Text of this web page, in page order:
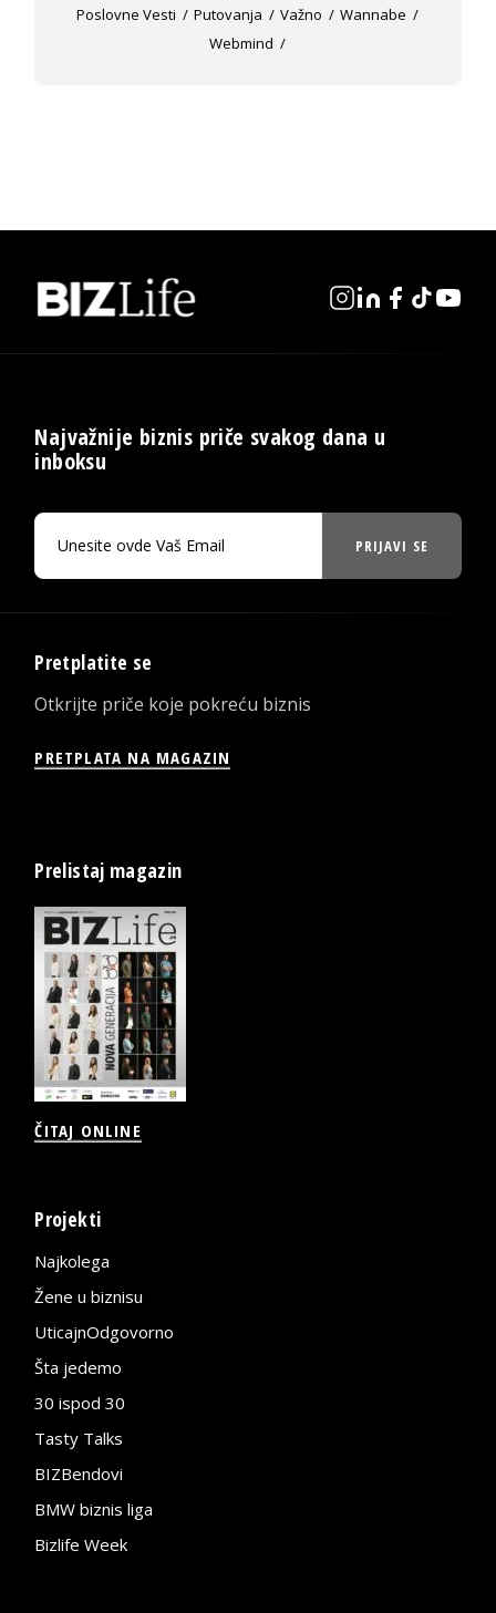
Poslovne Vesti
Putovanja Važno
Wannabe
Webmind
Najvažnije biznis priče svakog dana u
inboksu
PRIJAVI SE
Pretplatite se
Otkrijte priče koje pokreću biznis
PRETPLATA NA MAGAZIN
Prelistaj magazin
ČITAJ ONLINE
Projekti
Najkolega
Žene u biznisu
UticajnOdgovorno
Šta jedemo
30 ispod 30
Tasty Talks
BIZBendovi
BMW biznis liga
Bizlife Week